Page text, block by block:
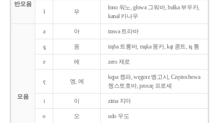
반모음
ł 우
łono 워노, głowa 그워바, bułka 부우카,
kanał 카나우
모음
a 아 trawa 트라바
ą̨ 옹 trąba 트롱바, mąka 몽카, kąt 콩트, tą 통
e 에 zero 제로
ę 엥, 에
kępa 켕파, węgorz 벵고시, Częstochowa
쳉스토호바, proszę 프로셰
i 이 zima 지마
o 오 udo 우도